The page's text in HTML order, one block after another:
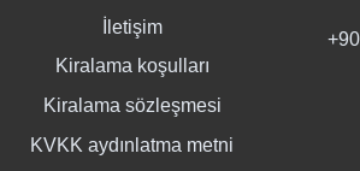
İletişim
Kiralama koşulları
Kiralama sözleşmesi
KVKK aydınlatma metni